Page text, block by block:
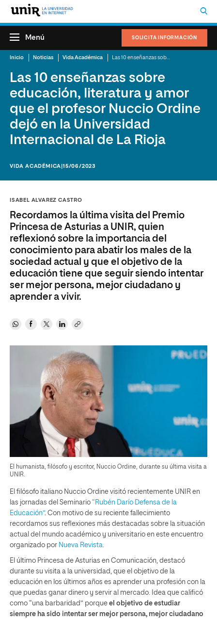
SOLICITA INFORMACIÓN
Menú
Inicio Noticias Vida Académica
Las 10 enseñanzas sobre
educación, literatura y amor
que el profesor Nuccio Ordine
dejó en la Universidad
Internacional de La Rioja
VIDA ACADÉMICA |15/06/2023
ISABEL ALVAREZ CASTRO
Recordamos la última visita del Premio
Princesa de Asturias a UNIR, quien
reflexionó sobre la importancia del
conocimiento para abatir los males de la
sociedad actual y que el objetivo de la
educación tiene que seguir siendo intentar
ser mejor persona, mejor ciudadano y
aprender a vivir.
El humanista, filósofo y escritor, Nuccio Ordine, durante su última visita a
UNIR.
El filósofo italiano Nuccio Ordine visitó recientemente UNIR en
las jornadas del Seminario “Rubén Darío Defensa de la
Educación”. Con motivo de su reciente fallecimiento
recordamos sus reflexiones más destacadas sobre la situación
actual del mundo académico y universitario en este encuentro
organizado por Nueva Revista
El último Princesa de Asturias en Comunicación, destacó
durante su visita a la universidad, que el objetivo de la
educación en los últimos años es aprender una profesión con la
que puedas ganar dinero y servir al mercado. Idea que calificó
como “una barbaridad” porque el objetivo de estudiar
siempre ha sido intentar ser mejor persona, mejor ciudadano